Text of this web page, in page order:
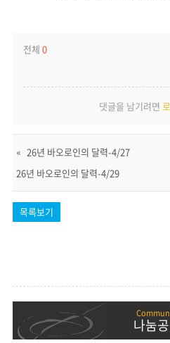
전체 0
댓글을 남기려면
« 26년 바오로인의 달력-4/27
26년 바오로인의 달력-4/29
목록보기
나눔